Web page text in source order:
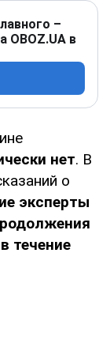
–
OBOZ.UA в
нет. В
о
эксперты
течение